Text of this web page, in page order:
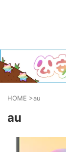
HOME >au
au